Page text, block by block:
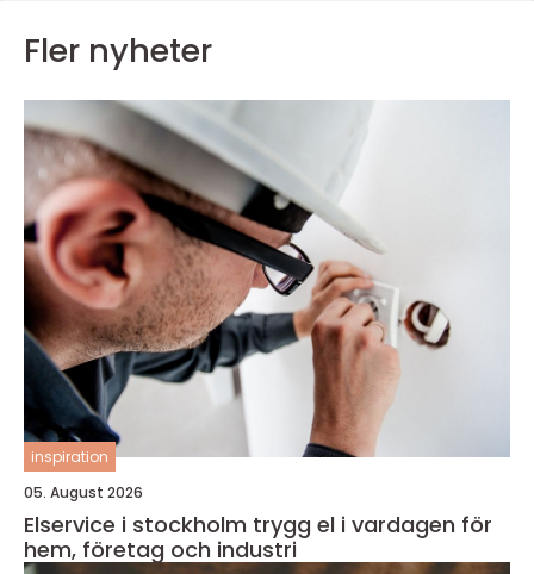
Fler nyheter
inspiration
05. August 2026
Elservice i stockholm trygg el i vardagen för
hem, företag och industri